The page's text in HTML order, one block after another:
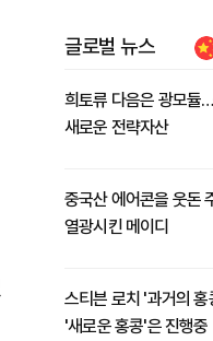
글로벌 뉴스
희토류 다음은 광모듈
새로운 전략자산
중국산 에어콘을 웃돈
열광시킨 메이디
스티븐 로치 '과거의
'새로운 홍콩'은 진행중